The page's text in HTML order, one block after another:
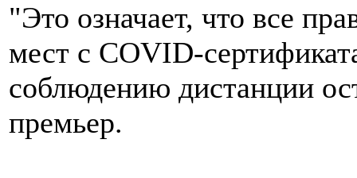
"Это означает, что все
мест с COVID-
соблюдению дистанции
премьер.